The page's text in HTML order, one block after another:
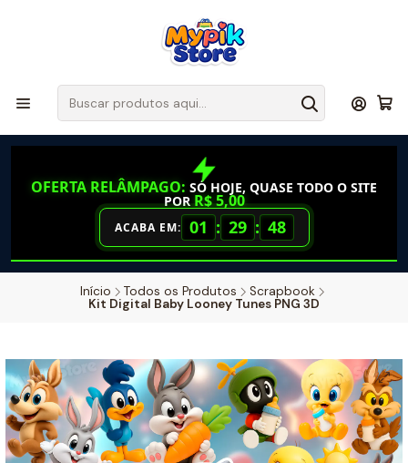
OFERTA RELÂMPAGO: SÓ HOJE, QUASE TODO O SITE
PORR$ 5,00
ACABA EM: 01 : 29 : 47
Início Todos os Produtos
Scrapbook
Kit Digital Baby Looney Tunes PNG 3D